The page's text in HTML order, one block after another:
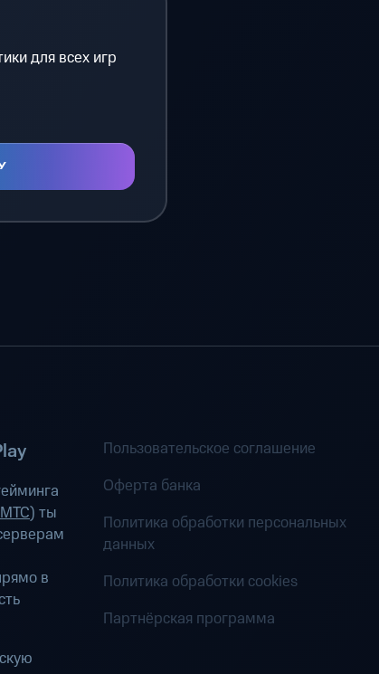
для всех игр
МТС) ты
в
Пользовательское соглашение
Оферта банка
Политика обработки персональных
данных
Политика обработки cookies
Партнёрская программа